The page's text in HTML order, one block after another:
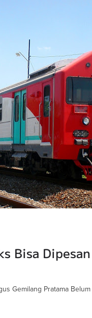
Bisa
Gemilang Pratama